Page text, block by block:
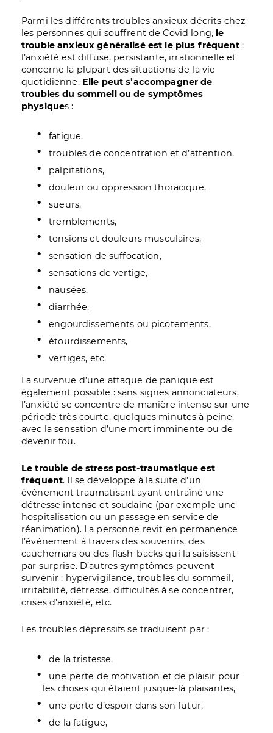
Parmi les différents troubles anxieux décrits chez
les personnes qui souffrent de Covid long, le
trouble anxieux généralisé est le plus fréquent:
l’anxiété est diffuse, persistante, irrationnelle et
concerne la plupart des situations de la vie
quotidienne. Elle peut s’accompagner de
troubles du sommeil ou de symptômes
physiques :
fatigue,
troubles de concentration et d’attention,
palpitations,
douleur ou oppression thoracique,
sueurs,
tremblements,
tensions et douleurs musculaires,
sensation de suffocation,
sensations de vertige,
nausées,
diarrhée,
engourdissements ou picotements,
étourdissements,
vertiges, etc.
La survenue d’une attaque de panique est
également possible : sans signes annonciateurs,
l’anxiété se concentre de manière intense sur une
période très courte, quelques minutes à peine,
avec la sensation d’une mort imminente ou de
devenir fou.
Le trouble de stress post-traumatique est
fréquent. Il se développe à la suite d’un
événement traumatisant ayant entraîné une
détresse intense et soudaine (par exemple une
hospitalisation ou un passage en service de
réanimation). La personne revit en permanence
l’événement à travers des souvenirs, des
cauchemars ou des flash-backs qui la saisissent
par surprise. D’autres symptômes peuvent
survenir : hypervigilance, troubles du sommeil,
irritabilité, détresse, difficultés à se concentrer,
crises d’anxiété, etc.
Les troubles dépressifs se traduisent par :
de la tristesse,
une perte de motivation et de plaisir pour
les choses qui étaient jusque-là plaisantes,
une perte d’espoir dans son futur,
de la fatigue,